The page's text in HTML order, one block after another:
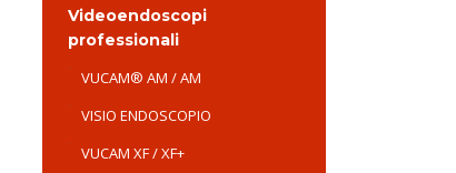
Videoendoscopi
professionali
VUCAM® AM / AM
VISIO ENDOSCOPIO
VUCAM XF / XF+